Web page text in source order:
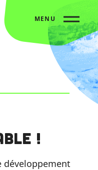
MENU
!
développement